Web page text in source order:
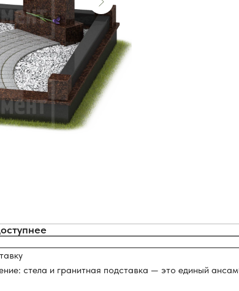
стела и гранитная подставка — это единый